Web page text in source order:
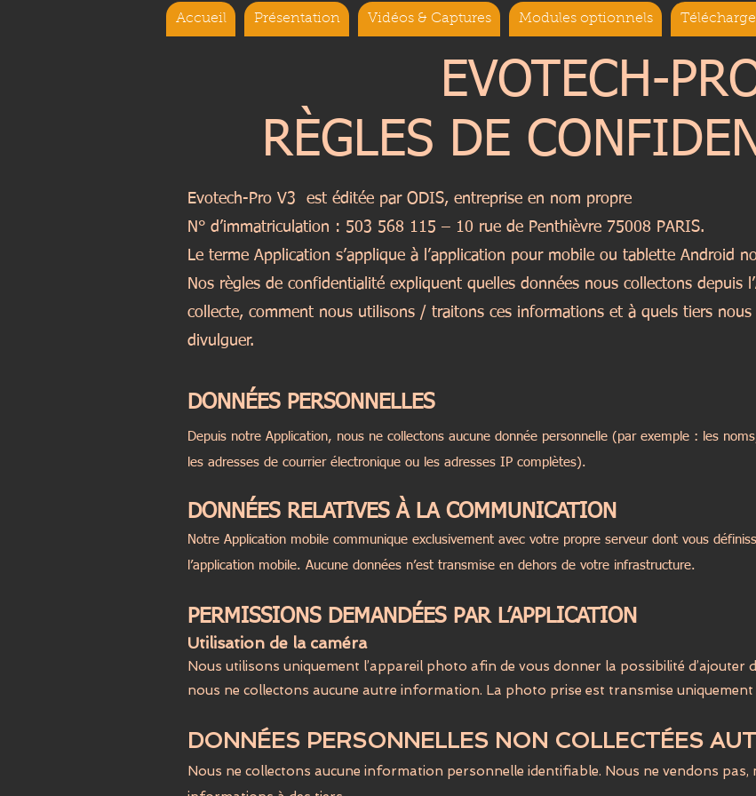
Accueil Présentation Vidéos & Captures Modules optionnels
EVOTECH-
RÈGLES DE
Evotech-Pro V3 est éditée par ODIS, entreprise en nom propre
N° d’immatriculation : 503 568 115 – 10 rue de Penthièvre 75008 PARIS.
Le terme Application s’applique à l’application pour mobile ou tablette Android
Nos règles de confidentialité expliquent quelles données nous collectons depuis
collecte, comment nous utilisons / traitons ces informations et à quels tiers
divulguer.
DONNÉES PERSONNELLES
Depuis notre Application, nous ne collectons aucune donnée personnelle (par exemple : les
les adresses de courrier électronique ou les adresses IP complètes).
DONNÉES RELATIVES À LA COMMUNICATION
Notre Application mobile communique exclusivement avec votre propre serveur dont vous
l’application mobile. Aucune données n’est transmise en dehors de votre infrastructure.
PERMISSIONS DEMANDÉES PAR L’APPLICATION
Utilisation de la caméra
Nous utilisons uniquement l’appareil photo afin de vous donner la possibilité d’ajouter
nous ne collectons aucune autre information. La photo prise est transmise uniquement
DONNÉES PERSONNELLES NON COLLECTÉES
Nous ne collectons aucune information personnelle identifiable. Nous ne vendons pas,